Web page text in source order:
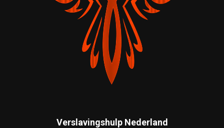
Verslavingshulp Nederland